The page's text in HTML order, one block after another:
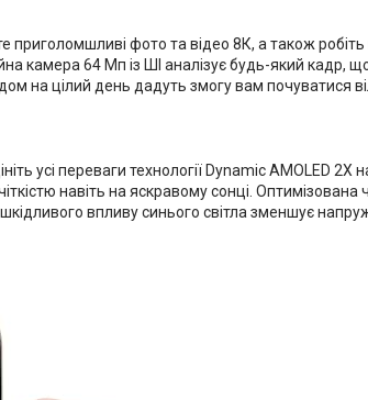
приголомшливі фото та відео 8К, а також робіть
камера 64 Мп із ШІ аналізує будь-який кадр,
на цілий день дадуть змогу вам почуватися
усі переваги технології Dynamic AMOLED
навіть на яскравому сонці. Оптимізована
впливу синього світла зменшує